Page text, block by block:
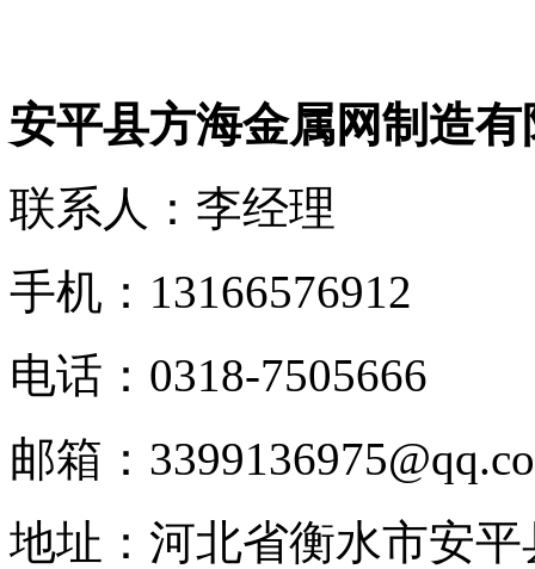
安平县方海金属网制造有
联系人：李经理
手机：13166576912
电话：0318-7505666
邮箱：
地址：河北省衡水市安